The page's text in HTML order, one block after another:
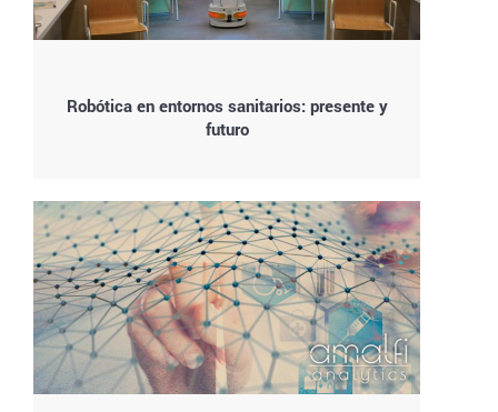
Robótica en entornos sanitarios: presente y
futuro